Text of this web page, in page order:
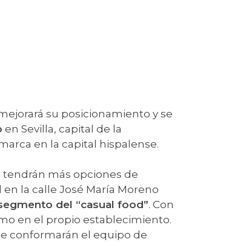
su posicionamiento y se
en Sevilla, capital de la
en la capital hispalense.
tendrán más opciones de
en la calle José María Moreno
del “casual food”. Con
en el propio establecimiento.
conformarán el equipo de